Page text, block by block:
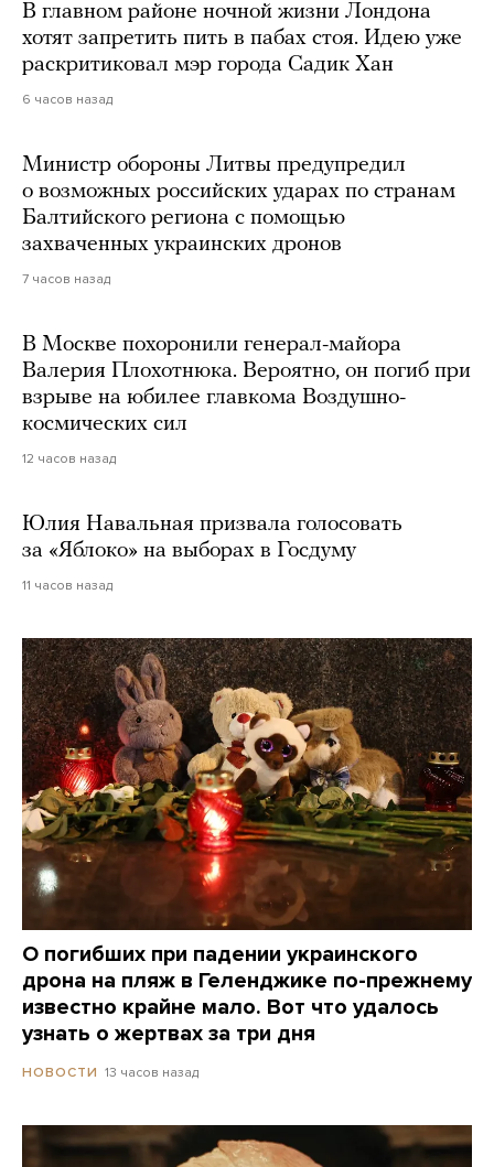
В главном районе ночной жизни Лондона
хотят запретить пить в пабах стоя. Идею уже
раскритиковал мэр города Садик Хан
6 часов назад
Министр обороны Литвы предупредил
о возможных российских ударах по странам
Балтийского региона с помощью
захваченных украинских дронов
7 часов назад
В Москве похоронили генерал-майора
Валерия Плохотнюка. Вероятно, он погиб при
взрыве на юбилее главкома Воздушно-
космических сил
12 часов назад
Юлия Навальная призвала голосовать
за «Яблоко» на выборах в Госдуму
11 часов назад
О погибших при падении украинского
дрона на пляж в Геленджике по-прежнему
известно крайне мало. Вот что удалось
узнать о жертвах за три дня
НОВОСТИ 13 часов назад